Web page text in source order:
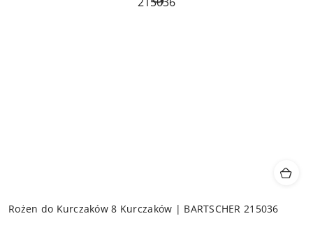
Rożen do Kurczaków 8 Kurczaków | BARTSCHER 215036